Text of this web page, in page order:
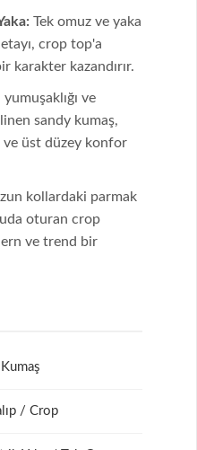
Tek omuz ve yaka
crop top'a
karakter kazandırır.
yumuşaklığı ve
sandy kumaş,
üst düzey konfor
kollardaki parmak
oturan crop
ve trend bir
/ Crop